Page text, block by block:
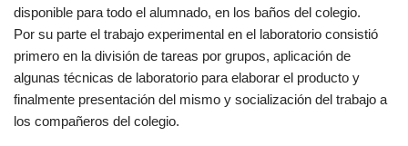
disponible para todo el alumnado, en los baños del colegio.
Por su parte el trabajo experimental en el laboratorio consistió
primero en la división de tareas por grupos, aplicación de
algunas técnicas de laboratorio para elaborar el producto y
finalmente presentación del mismo y socialización del trabajo a
los compañeros del colegio.